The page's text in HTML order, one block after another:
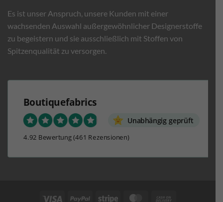
Es ist unser Anspruch, unsere Kunden mit einer
wachsenden Auswahl außergewöhnlicher Designerstoffe
zu begeistern und sie ausschließlich mit Stoffen von
Spitzenqualität zu versorgen.
Boutiquefabrics
Unabhängig geprüft
4.92 Bewertung(461 Rezensionen)